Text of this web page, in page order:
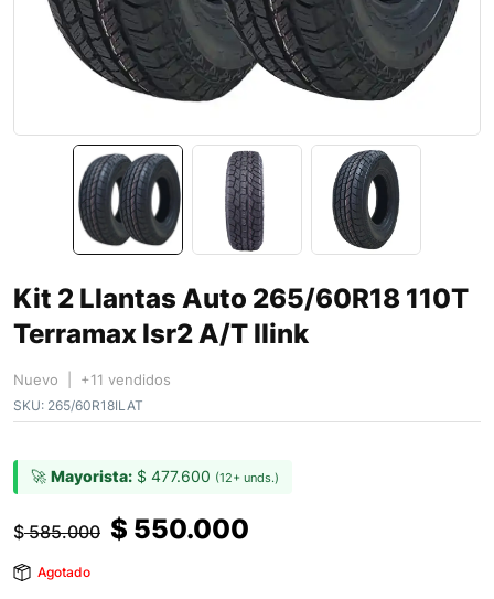
Kit 2 Llantas Auto 265/60R18 110T
Terramax lsr2 A/T Ilink
Nuevo | +11 vendidos
SKU: 265/60R18ILAT
🚀 Mayorista: $ 477.600 (12+ unds.)
$585.000 $ 550.000
Agotado